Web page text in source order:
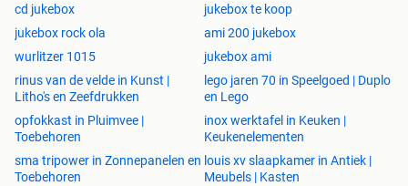
cd jukebox
jukebox te koop
jukebox rock ola
ami 200 jukebox
wurlitzer 1015
jukebox ami
rinus van de velde in Kunst |
Litho's en Zeefdrukken
lego jaren 70 in Speelgoed | Duplo
en Lego
opfokkast in Pluimvee |
Toebehoren
inox werktafel in Keuken |
Keukenelementen
sma tripower in Zonnepanelen en
Toebehoren
louis xv slaapkamer in Antiek |
Meubels | Kasten